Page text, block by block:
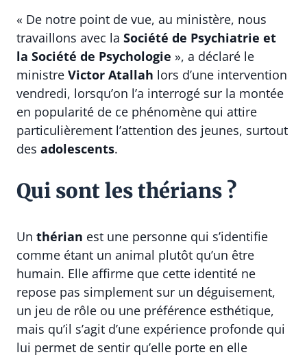
« De notre point de vue, au ministère, nous
travaillons avec la Société de Psychiatrie et
la Société de Psychologie », a déclaré le
ministre Victor Atallah lors d’une intervention
vendredi, lorsqu’on l’a interrogé sur la montée
en popularité de ce phénomène qui attire
particulièrement l’attention des jeunes, surtout
des adolescents.
Qui sont les thérians ?
Un thérian est une personne qui s’identifie
comme étant un animal plutôt qu’un être
humain. Elle affirme que cette identité ne
repose pas simplement sur un déguisement,
un jeu de rôle ou une préférence esthétique,
mais qu’il s’agit d’une expérience profonde qui
lui permet de sentir qu’elle porte en elle